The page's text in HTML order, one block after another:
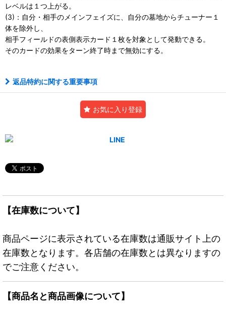
レベルは１つ上がる。
(3)：自分・相手のメインフェイズに、自分の墓地からチューナー１
体を除外し、
相手フィールドの表側表示カード１枚を対象として発動できる。
そのカードの効果をターン終了時まで無効にする。
返品特約に関する重要事項
お気に入り登録
【在庫数について】
商品ページに表示されている在庫数は通販サイト上の
在庫数となります。各店舗の在庫数とは異なりますの
でご注意ください。
【商品名と商品画像について】